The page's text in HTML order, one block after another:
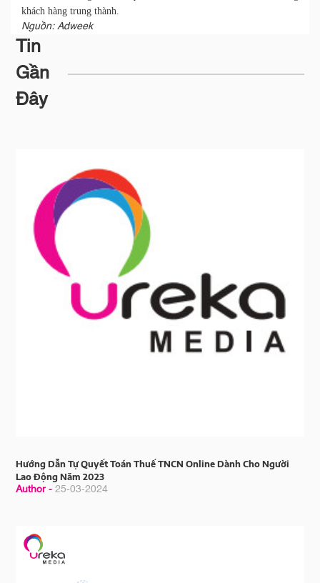
khách hàng trung thành.
Nguồn: Adweek
Tin
Gần
Đây
Hướng Dẫn Tự Quyết Toán Thuế TNCN Online Dành Cho Người
Lao Động Năm 2023
Author -25-03-2024